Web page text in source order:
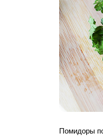
Помидоры